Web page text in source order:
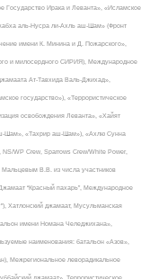
Государство Ирака и Леванта», «Исламское
аль-Нусра ли-Ахль аш-Шам» (Фронт
имени К. Минина и Д. Пожарского»,
и милосердного СИРИЯ), Международное
Ат-Тавхида Валь-Джихад»,
государство»), «Террористическое
освобождения Леванта», «Хайят
Шам», «Тахрир аш-Шам»), «Ахлю Сунна
WP Crew, Sparrows Crew/White Power,
Мальцевым В.В. из числа участников
“Красный пахарь”, Международное
Хатлонский джамаат, Мусульманская
имени Номана Челеджихана»,
наименования: батальон «Азов»,
Межрегиональное леворадикальное
джамаат», Террористическое